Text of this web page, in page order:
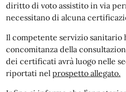
diritto di voto assistito in via
necessitano di alcuna
Il competente servizio sanitario
concomitanza della
dei certificati avrà luogo nelle
riportati nel prospetto allegato.